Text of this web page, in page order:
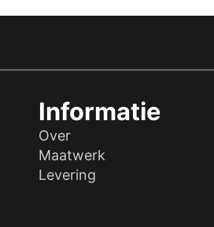
Informatie
Over
Maatwerk
Levering